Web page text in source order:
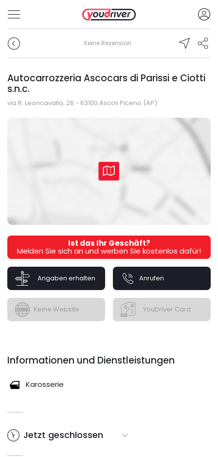
Keine Rezension
Autocarrozzeria Ascocars di Parissi e Ciotti
s.n.c.
via R. Leoncavallo, 26 - 63100 Ascoli Piceno (AP)
Ist das Ihr Geschäft?
Melden Sie sich an und werben Sie kostenlos dafür!
Angaben erhalten Anrufen
Keine Website YouDriver Card
Informationen und Dienstleistungen
Karosserie
Jetzt geschlossen